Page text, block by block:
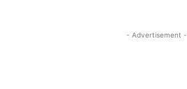
- Advertisement -